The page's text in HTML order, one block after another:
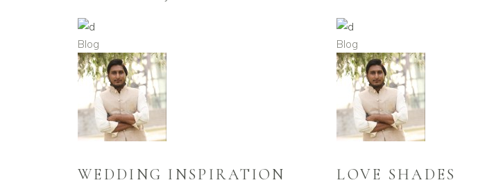
Blog
WEDDING INSPIRATION
Blog
LOVE SHADES